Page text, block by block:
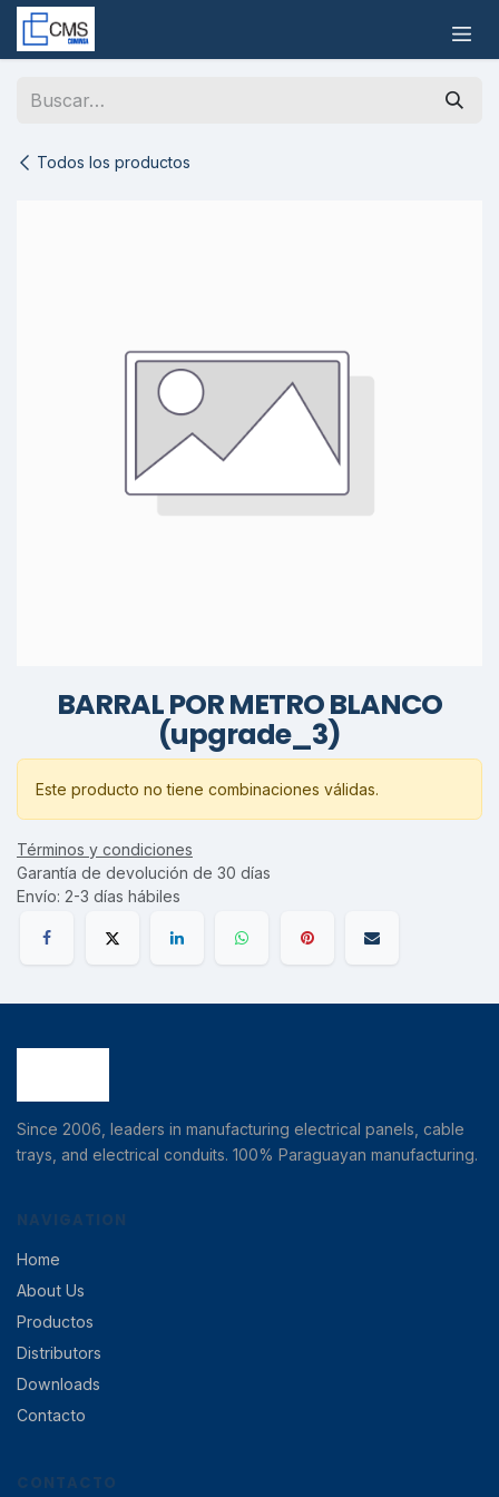
Ir al contenido
Todos los productos
BARRAL POR METRO BLANCO
(upgrade_3)
Este producto no tiene combinaciones válidas.
Términos y condiciones
Garantía de devolución de 30 días
Envío: 2-3 días hábiles
Since 2006, leaders in manufacturing electrical panels, cable
trays, and electrical conduits. 100% Paraguayan manufacturing.
NAVIGATION
Home
About Us
Productos
Distributors
Downloads
Contacto
CONTACTO